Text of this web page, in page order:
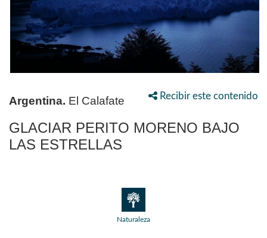
Recibir este contenido
Argentina. El Calafate
GLACIAR PERITO MORENO BAJO
LAS ESTRELLAS
Naturaleza